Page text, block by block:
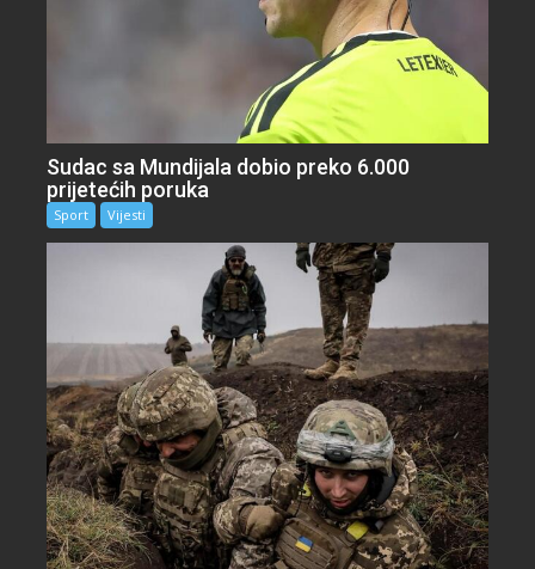
Sudac sa Mundijala dobio preko 6.000
prijetećih poruka
Sport Vijesti